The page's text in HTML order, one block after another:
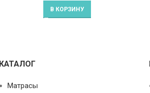
В КОРЗИНУ
КАТАЛОГ
Матрасы